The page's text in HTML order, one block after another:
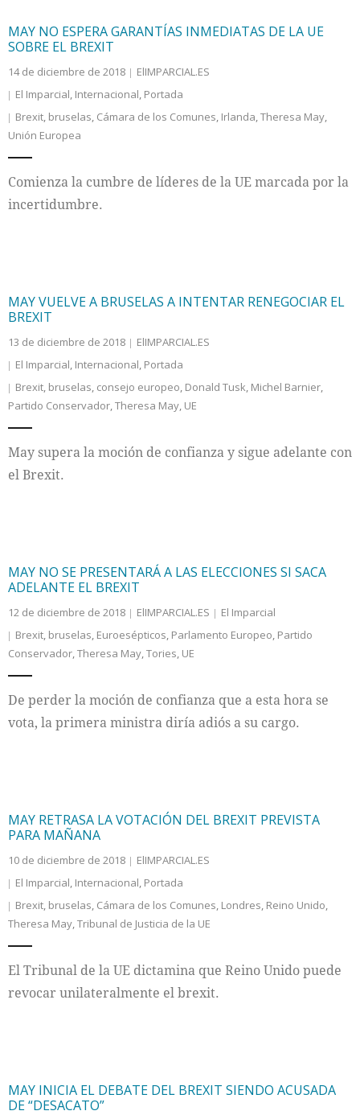
MAY NO ESPERA GARANTÍAS INMEDIATAS DE LA UE
SOBRE EL BREXIT
14 de diciembre de 2018
ElIMPARCIAL.ES
El Imparcial, Internacional, Portada
Brexit, bruselas, Cámara de los Comunes, Irlanda,Theresa May,
Unión Europea
Comienza la cumbre de líderes de la UE marcada por la
incertidumbre.
MAY VUELVE A BRUSELAS A INTENTAR RENEGOCIAR EL
BREXIT
13 de diciembre de 2018
ElIMPARCIAL.ES
El Imparcial, Internacional, Portada
Brexit, bruselas, consejo europeo, Donald Tusk, Michel Barnier,
Partido Conservador,Theresa May, UE
May supera la moción de confianza y sigue adelante con
el Brexit.
MAY NO SE PRESENTARÁ A LAS ELECCIONES SI SACA
ADELANTE EL BREXIT
12 de diciembre de 2018 ElIMPARCIAL.ES
El Imparcial
Brexit, bruselas, Euroesépticos, Parlamento Europeo, Partido
Conservador,Theresa May,Tories, UE
De perder la moción de confianza que a esta hora se
vota, la primera ministra diría adiós a su cargo.
MAY RETRASA LA VOTACIÓN DEL BREXIT PREVISTA
PARA MAÑANA
10 de diciembre de 2018
ElIMPARCIAL.ES
El Imparcial, Internacional, Portada
Brexit, bruselas, Cámara de los Comunes, Londres, Reino Unido,
Theresa May,Tribunal de Justicia de la UE
El Tribunal de la UE dictamina que Reino Unido puede
revocar unilateralmente el brexit.
MAY INICIA EL DEBATE DEL BREXIT SIENDO ACUSADA
DE “DESACATO”